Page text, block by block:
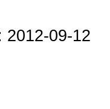
2012-09-12